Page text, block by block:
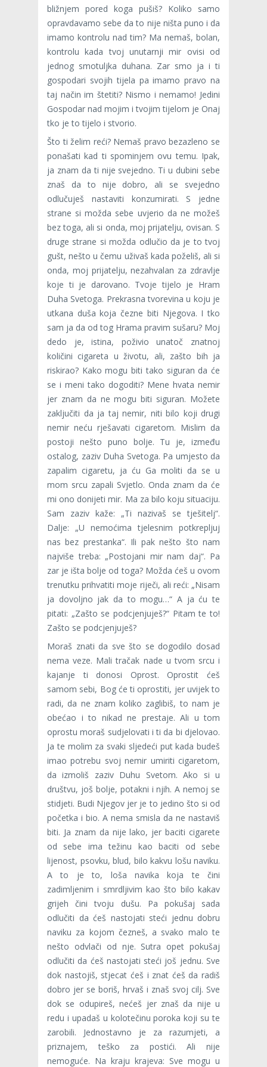
bližnjem pored koga pušiš? Koliko samo
opravdavamo sebe da to nije ništa puno i da
imamo kontrolu nad tim? Ma nemaš, bolan,
kontrolu kada tvoj unutarnji mir ovisi od
jednog smotuljka duhana. Zar smo ja i ti
gospodari svojih tijela pa imamo pravo na
taj način im štetiti? Nismo i nemamo! Jedini
Gospodar nad mojim i tvojim tijelom je Onaj
tko je to tijelo i stvorio.
Što ti želim reći? Nemaš pravo bezazleno se
ponašati kad ti spominjem ovu temu. Ipak,
ja znam da ti nije svejedno. Ti u dubini sebe
znaš da to nije dobro, ali se svejedno
odlučuješ nastaviti konzumirati. S jedne
strane si možda sebe uvjerio da ne možeš
bez toga, ali si onda, moj prijatelju, ovisan. S
druge strane si možda odlučio da je to tvoj
gušt, nešto u čemu uživaš kada poželiš, ali si
onda, moj prijatelju, nezahvalan za zdravlje
koje ti je darovano. Tvoje tijelo je Hram
Duha Svetoga. Prekrasna tvorevina u koju je
utkana duša koja čezne biti Njegova. I tko
sam ja da od tog Hrama pravim sušaru? Moj
dedo je, istina, poživio unatoč znatnoj
količini cigareta u životu, ali, zašto bih ja
riskirao? Kako mogu biti tako siguran da će
se i meni tako dogoditi? Mene hvata nemir
jer znam da ne mogu biti siguran. Možete
zaključiti da ja taj nemir, niti bilo koji drugi
nemir neću rješavati cigaretom. Mislim da
postoji nešto puno bolje. Tu je, između
ostalog, zaziv Duha Svetoga. Pa umjesto da
zapalim cigaretu, ja ću Ga moliti da se u
mom srcu zapali Svjetlo. Onda znam da će
mi ono donijeti mir. Ma za bilo koju situaciju.
Sam zaziv kaže: „Ti nazivaš se tješitelj“.
Dalje: „U nemoćima tjelesnim potkrepljuj
nas bez prestanka“. Ili pak nešto što nam
najviše treba: „Postojani mir nam daj“. Pa
zar je išta bolje od toga? Možda ćeš u ovom
trenutku prihvatiti moje riječi, ali reći: „Nisam
ja dovoljno jak da to mogu…“ A ja ću te
pitati: „Zašto se podcjenjuješ?“ Pitam te to!
Zašto se podcjenjuješ?
Moraš znati da sve što se dogodilo dosad
nema veze. Mali tračak nade u tvom srcu i
kajanje ti donosi Oprost. Oprostit ćeš
samom sebi, Bog će ti oprostiti, jer uvijek to
radi, da ne znam koliko zaglibiš, to nam je
obećao i to nikad ne prestaje. Ali u tom
oprostu moraš sudjelovati i ti da bi djelovao.
Ja te molim za svaki sljedeći put kada budeš
imao potrebu svoj nemir umiriti cigaretom,
da izmoliš zaziv Duhu Svetom. Ako si u
društvu, još bolje, potakni i njih. A nemoj se
stidjeti. Budi Njegov jer je to jedino što si od
početka i bio. A nema smisla da ne nastaviš
biti. Ja znam da nije lako, jer baciti cigarete
od sebe ima težinu kao baciti od sebe
lijenost, psovku, blud, bilo kakvu lošu naviku.
A to je to, loša navika koja te čini
zadimljenim i smrdljivim kao što bilo kakav
grijeh čini tvoju dušu. Pa pokušaj sada
odlučiti da ćeš nastojati steći jednu dobru
naviku za kojom čezneš, a svako malo te
nešto odvlači od nje. Sutra opet pokušaj
odlučiti da ćeš nastojati steći još jednu. Sve
dok nastojiš, stjecat ćeš i znat ćeš da radiš
dobro jer se boriš, hrvaš i znaš svoj cilj. Sve
dok se odupireš, nećeš jer znaš da nije u
redu i upadaš u kolotečinu poroka koji su te
zarobili. Jednostavno je za razumjeti, a
priznajem, teško za postići. Ali nije
nemoguće. Na kraju krajeva: Sve mogu u